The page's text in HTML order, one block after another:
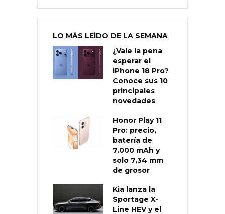
LO MÁS LEÍDO DE LA SEMANA
¿Vale la pena
esperar el
iPhone 18 Pro?
Conoce sus 10
principales
novedades
Honor Play 11
Pro: precio,
batería de
7.000 mAh y
solo 7,34 mm
de grosor
Kia lanza la
Sportage X-
Line HEV y el